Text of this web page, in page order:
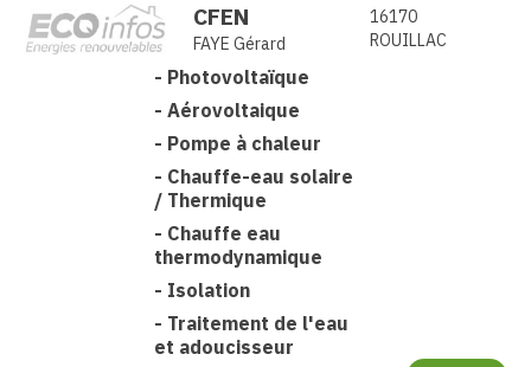
CFEN
FAYE Gérard
16170
ROUILLAC
- Photovoltaïque
- Aérovoltaique
- Pompe à chaleur
- Chauffe-eau solaire
/ Thermique
- Chauffe eau
thermodynamique
- Isolation
- Traitement de l'eau
et adoucisseur